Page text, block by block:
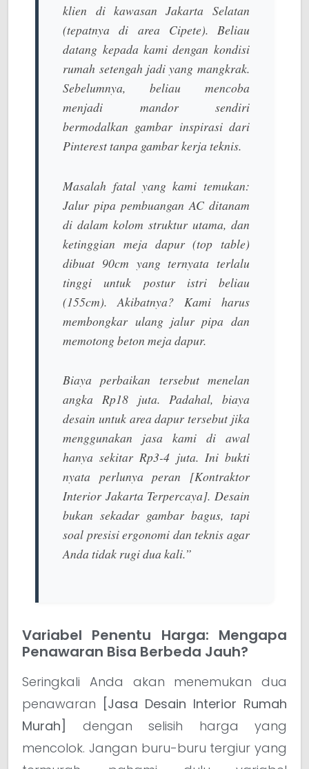
klien di kawasanJakarta Selatan
(tepatnya di area Cipete). Beliau
datang kepada kami dengan kondisi
rumah setengah jadi yang mangkrak.
Sebelumnya, beliau mencoba
menjadi mandor sendiri
bermodalkan gambar inspirasi dari
Pinterest tanpa gambar kerja teknis.
Masalah fatal yang kami temukan:
Jalur pipa pembuangan AC ditanam
di dalam kolom struktur utama, dan
ketinggian meja dapur (top table)
dibuat 90cm yang ternyata terlalu
tinggi untuk postur istri beliau
(155cm). Akibatnya? Kami harus
membongkar ulang jalur pipa dan
memotong beton meja dapur.
Biaya perbaikan tersebut menelan
angka Rp18 juta. Padahal, biaya
desain untuk area dapur tersebut jika
menggunakan jasa kami di awal
hanya sekitar Rp3-4 juta. Ini bukti
nyata perlunya peran [Kontraktor
Interior Jakarta Terpercaya]. Desain
bukan sekadar gambar bagus, tapi
soal presisi ergonomi dan teknis agar
Anda tidak rugi dua kali.”
Variabel Penentu Harga: Mengapa
Penawaran Bisa Berbeda Jauh?
Seringkali Anda akan menemukan dua
penawaran [Jasa Desain Interior Rumah
Murah]
dengan selisih harga yang
mencolok. Jangan buru-buru tergiur yang